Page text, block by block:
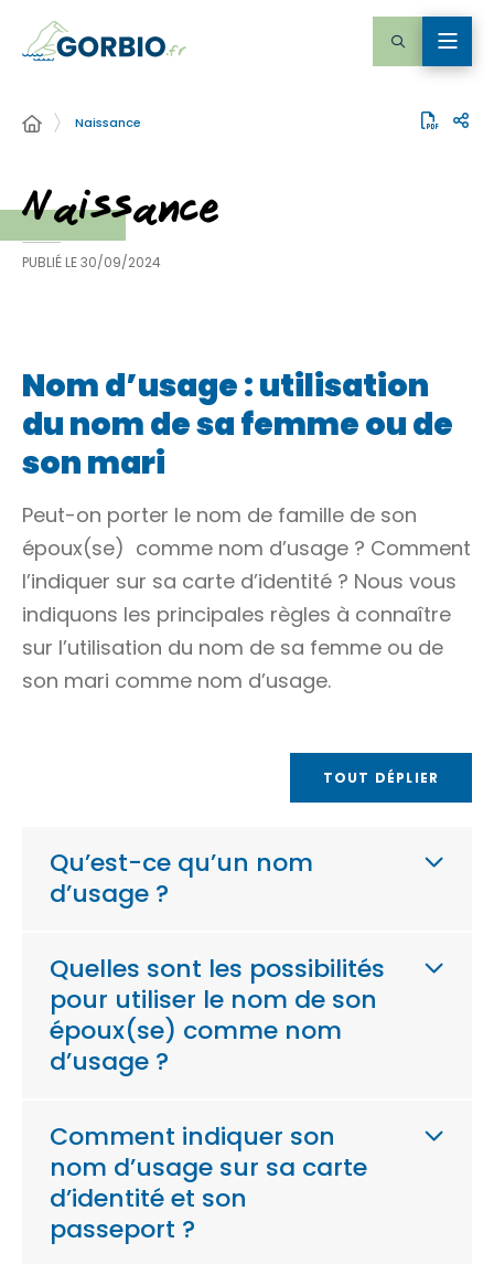
Naissance
Naissance
PUBLIÉ LE30/09/2024
Nom d’usage : utilisation
du nom de sa femme ou de
son mari
Peut-on porter le nom de famille de son
époux(se) comme nom d’usage ? Comment
l’indiquer sur sa carte d’identité ? Nous vous
indiquons les principales règles à connaître
sur l’utilisation du nom de sa femme ou de
son mari comme nom d’usage.
TOUT DÉPLIER
Qu’est-ce qu’un nom
d’usage ?
Quelles sont les possibilités
pour utiliser le nom de son
époux(se) comme nom
d’usage ?
Comment indiquer son
nom d’usage sur sa carte
d’identité et son
passeport ?